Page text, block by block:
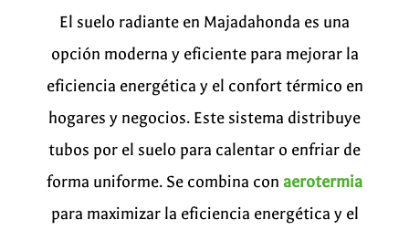
El suelo radiante en Majadahonda es una
opción moderna y eficiente para mejorar la
eficiencia energética y el confort térmico en
hogares y negocios. Este sistema distribuye
tubos por el suelo para calentar o enfriar de
forma uniforme. Se combina con aerotermia
para maximizar la eficiencia energética y el